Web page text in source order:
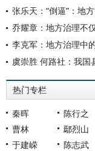
张乐天：“倒逼”：地
李克军：地方治理中
虞崇胜 何路社：我国
热门专栏
秦晖 陈行之
曹林
鄢烈山
于建嵘
陈志武